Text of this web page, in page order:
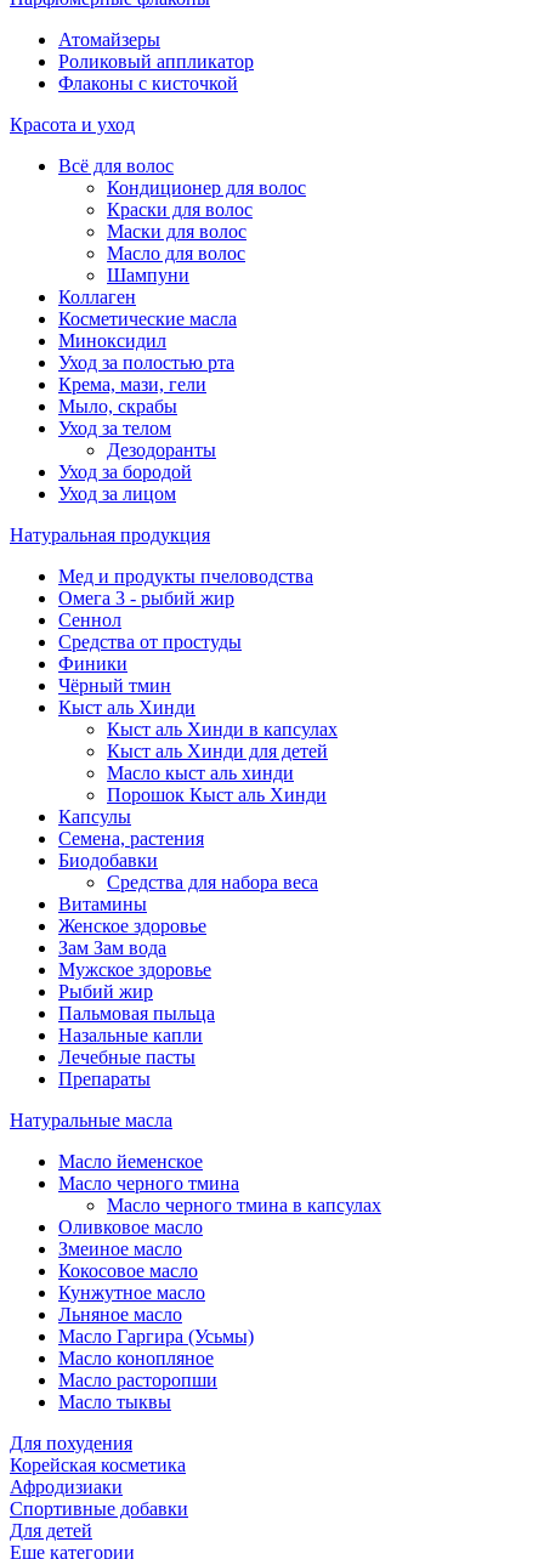
Атомайзеры
Роликовый аппликатор
Флаконы с кисточкой
Красота и уход
Всё для волос
Кондиционер для волос
Краски для волос
Маски для волос
Масло для волос
Шампуни
Коллаген
Косметические масла
Миноксидил
Уход за полостью рта
Крема, мази, гели
Мыло, скрабы
Уход за телом
Дезодоранты
Уход за бородой
Уход за лицом
Натуральная продукция
Мед и продукты пчеловодства
Омега 3 - рыбий жир
Сеннол
Средства от простуды
Финики
Чёрный тмин
Кыст аль Хинди
Кыст аль Хинди в капсулах
Кыст аль Хинди для детей
Масло кыст аль хинди
Порошок Кыст аль Хинди
Капсулы
Семена, растения
Биодобавки
Средства для набора веса
Витамины
Женское здоровье
Зам Зам вода
Мужское здоровье
Рыбий жир
Пальмовая пыльца
Назальные капли
Лечебные пасты
Препараты
Натуральные масла
Масло йеменское
Масло черного тмина
Масло черного тмина в капсулах
Оливковое масло
Змеиное масло
Кокосовое масло
Кунжутное масло
Льняное масло
Масло Гаргира (Усьмы)
Масло конопляное
Масло расторопши
Масло тыквы
Для похудения
Корейская косметика
Афродизиаки
Спортивные добавки
Для детей
Еще категории